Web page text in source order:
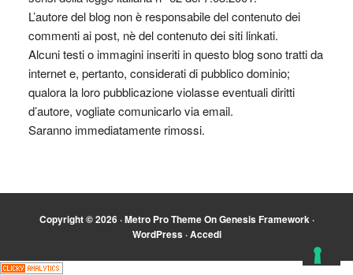
L’autore del blog non è responsabile del contenuto dei
commenti ai post, nè del contenuto dei siti linkati.
Alcuni testi o immagini inseriti in questo blog sono tratti da
internet e, pertanto, considerati di pubblico dominio;
qualora la loro pubblicazione violasse eventuali diritti
d’autore, vogliate comunicarlo via email.
Saranno immediatamente rimossi.
Copyright © 2026 ·Metro Pro ThemeOnGenesis Framework·
WordPress·Accedi